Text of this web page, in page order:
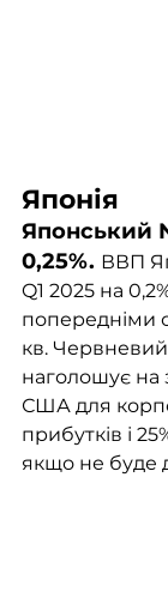
Японський
0,25%. ВВП
Q1 2025 на
попередніми
кв. Червневий
наголошує на
США для
прибутків і
якщо не буде